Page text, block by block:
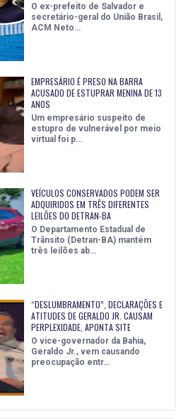
O ex-prefeito de Salvador e
secretário-geral do União Brasil,
ACM Neto…
EMPRESÁRIO É PRESO NA BARRA
ACUSADO DE ESTUPRAR MENINA DE 13
ANOS
Um empresário suspeito de
estupro de vulnerável por meio
virtual foi p…
VEÍCULOS CONSERVADOS PODEM SER
ADQUIRIDOS EM TRÊS DIFERENTES
LEILÕES DO DETRAN-BA
O Departamento Estadual de
Trânsito (Detran-BA) mantém
três leilões ab…
“DESLUMBRAMENTO”, DECLARAÇÕES E
ATITUDES DE GERALDO JR. CAUSAM
PERPLEXIDADE, APONTA SITE
O vice-governador da Bahia,
Geraldo Jr., vem causando
preocupação entr…